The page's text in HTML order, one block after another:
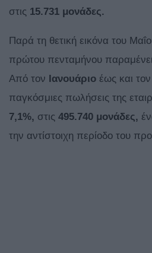
στις 15.731 μονάδες.
Παρά τη θετική εικόνα του
πρώτου πενταμήνου
Από τον
Ιανουάριο έως και τον
παγκόσμιες πωλήσεις της
7,1%, στις 495.740 μονάδες,
την αντίστοιχη περίοδο του